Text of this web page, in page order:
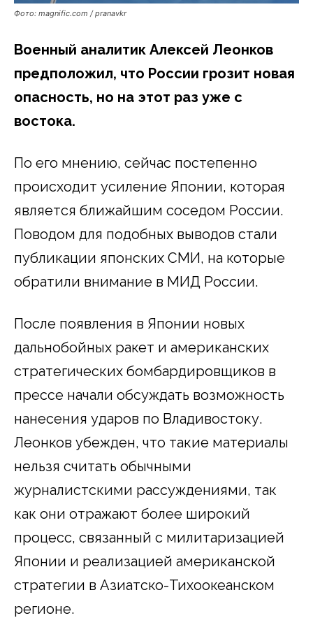
Фото: magnific.com / pranavkr
Военный аналитик Алексей Леонков
предположил, что России грозит новая
опасность, но на этот раз уже с
востока.
По его мнению, сейчас постепенно
происходит усиление Японии, которая
является ближайшим соседом России.
Поводом для подобных выводов стали
публикации японских СМИ, на которые
обратили внимание в МИД России.
После появления в Японии новых
дальнобойных ракет и американских
стратегических бомбардировщиков в
прессе начали обсуждать возможность
нанесения ударов по Владивостоку.
Леонков убежден, что такие материалы
нельзя считать обычными
журналистскими рассуждениями, так
как они отражают более широкий
процесс, связанный с милитаризацией
Японии и реализацией американской
стратегии в Азиатско-Тихоокеанском
регионе.